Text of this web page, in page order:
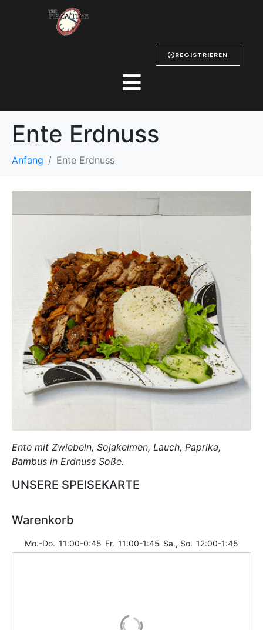
REGISTRIEREN
Ente Erdnuss
Anfang Ente Erdnuss
Ente mit Zwiebeln, Sojakeimen, Lauch, Paprika,
Bambus in Erdnuss Soße.
UNSERE SPEISEKARTE
Warenkorb
Mo.-Do. 11:00-0:45 Fr. 11:00-1:45 Sa., So. 12:00-1:45